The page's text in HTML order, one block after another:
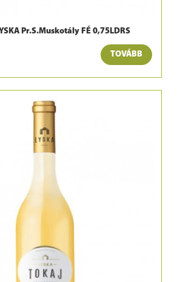
Pr.S.Muskotály FÉ 0,75LDRS
TOVÁBB